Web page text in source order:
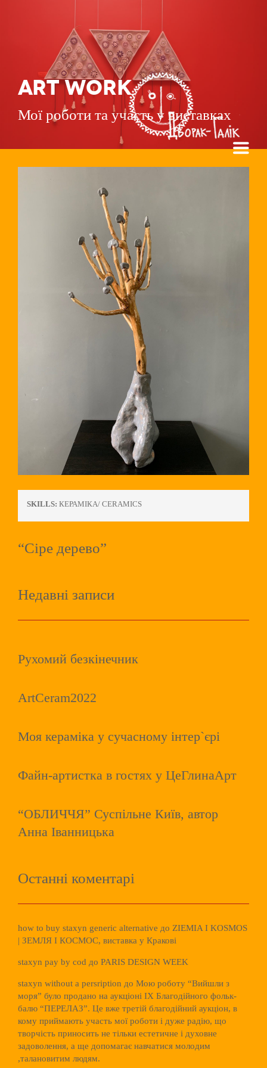
ART WORK
Мої роботи та участь у виставках
SKILLS: КЕРАМІКА/ CERAMICS
“Сіре дерево”
Недавні записи
Рухомий безкінечник
ArtCeram2022
Моя кераміка у сучасному інтер`єрі
Файн-артистка в гостях у ЦеГлинаАрт
“ОБЛИЧЧЯ” Суспільне Київ, автор
Анна Іванницька
Останні коментарі
how to buy staxyn generic alternative до ZIEMIA I KOSMOS
| ЗЕМЛЯ І КОСМОС, виставка у Кракові
staxyn pay by cod до PARIS DESIGN WEEK
staxyn without a persription до Мою роботу “Вийшли з
моря” було продано на аукціоні ІХ Благодійного фольк-
балю “ПЕРЕЛАЗ”. Це вже третій благодійний аукціон, в
кому приймають участь мої роботи і дуже радію, що
творчість приносить не тільки естетичне і духовне
задоволення, а ще допомагає навчатися молодим
,талановитим людям.